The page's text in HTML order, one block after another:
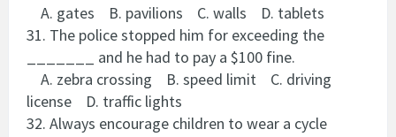
A. gates B. pavilions C. walls D. tablets
31. The police stopped him for exceeding the
_______ and he had to pay a $100 fine.
A. zebra crossing B. speed limit C. driving
license D. traffic lights
32. Always encourage children to wear a cycle